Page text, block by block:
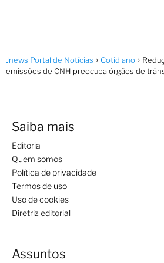
Jnews Portal de Notícias Cotidiano
emissões de CNH preocupa órgãos de
Saiba mais
Editoria
Quem somos
Política de privacidade
Termos de uso
Uso de cookies
Diretriz editorial
Assuntos